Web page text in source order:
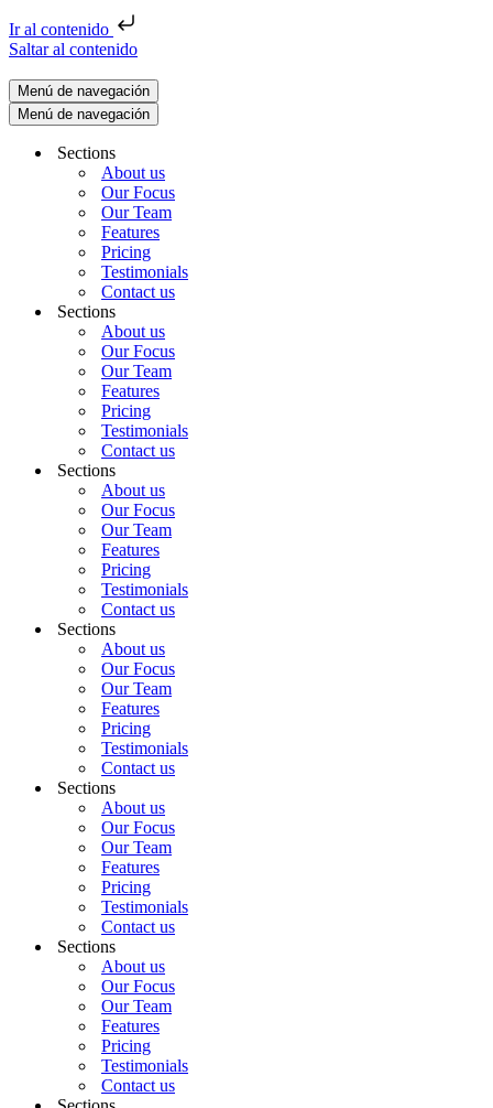
Ir al contenido
Saltar al contenido
Menú de navegación
Menú de navegación
Sections
About us
Our Focus
Our Team
Features
Pricing
Testimonials
Contact us
Sections
About us
Our Focus
Our Team
Features
Pricing
Testimonials
Contact us
Sections
About us
Our Focus
Our Team
Features
Pricing
Testimonials
Contact us
Sections
About us
Our Focus
Our Team
Features
Pricing
Testimonials
Contact us
Sections
About us
Our Focus
Our Team
Features
Pricing
Testimonials
Contact us
Sections
About us
Our Focus
Our Team
Features
Pricing
Testimonials
Contact us